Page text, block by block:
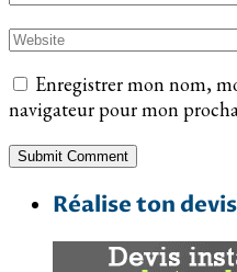
Enregistrer mon nom,
navigateur pour mon
Réalise ton